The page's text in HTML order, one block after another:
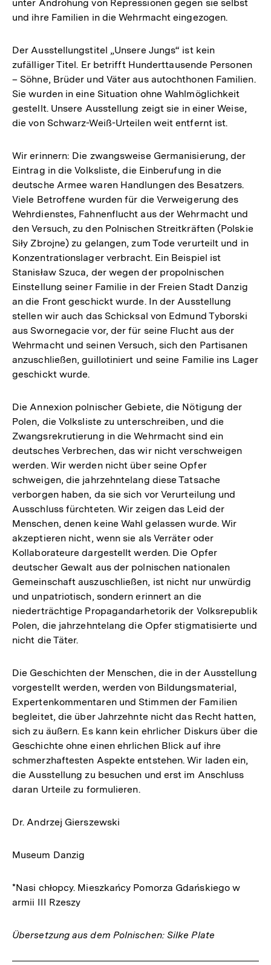
unter Androhung von Repressionen gegen sie selbst
und ihre Familien in die Wehrmacht eingezogen.
Der Ausstellungstitel „Unsere Jungs“ ist kein
zufälliger Titel. Er betrifft Hunderttausende Personen
– Söhne, Brüder und Väter aus autochthonen Familien.
Sie wurden in eine Situation ohne Wahlmöglichkeit
gestellt. Unsere Ausstellung zeigt sie in einer Weise,
die von Schwarz-Weiß-Urteilen weit entfernt ist.
Wir erinnern: Die zwangsweise Germanisierung, der
Eintrag in die Volksliste, die Einberufung in die
deutsche Armee waren Handlungen des Besatzers.
Viele Betroffene wurden für die Verweigerung des
Wehrdienstes, Fahnenflucht aus der Wehrmacht und
den Versuch, zu den Polnischen Streitkräften (Polskie
Siły Zbrojne) zu gelangen, zum Tode verurteilt und in
Konzentrationslager verbracht. Ein Beispiel ist
Stanisław Szuca, der wegen der propolnischen
Einstellung seiner Familie in der Freien Stadt Danzig
an die Front geschickt wurde. In der Ausstellung
stellen wir auch das Schicksal von Edmund Tyborski
aus Swornegacie vor, der für seine Flucht aus der
Wehrmacht und seinen Versuch, sich den Partisanen
anzuschließen, guillotiniert und seine Familie ins Lager
geschickt wurde.
Die Annexion polnischer Gebiete, die Nötigung der
Polen, die Volksliste zu unterschreiben, und die
Zwangsrekrutierung in die Wehrmacht sind ein
deutsches Verbrechen, das wir nicht verschweigen
werden. Wir werden nicht über seine Opfer
schweigen, die jahrzehntelang diese Tatsache
verborgen haben, da sie sich vor Verurteilung und
Ausschluss fürchteten. Wir zeigen das Leid der
Menschen, denen keine Wahl gelassen wurde. Wir
akzeptieren nicht, wenn sie als Verräter oder
Kollaborateure dargestellt werden. Die Opfer
deutscher Gewalt aus der polnischen nationalen
Gemeinschaft auszuschließen, ist nicht nur unwürdig
und unpatriotisch, sondern erinnert an die
niederträchtige Propagandarhetorik der Volksrepublik
Polen, die jahrzehntelang die Opfer stigmatisierte und
nicht die Täter.
Die Geschichten der Menschen, die in der Ausstellung
vorgestellt werden, werden von Bildungsmaterial,
Expertenkommentaren und Stimmen der Familien
begleitet, die über Jahrzehnte nicht das Recht hatten,
sich zu äußern. Es kann kein ehrlicher Diskurs über die
Geschichte ohne einen ehrlichen Blick auf ihre
schmerzhaftesten Aspekte entstehen. Wir laden ein,
die Ausstellung zu besuchen und erst im Anschluss
daran Urteile zu formulieren.
Dr. Andrzej Gierszewski
Museum Danzig
*Nasi chłopcy. Mieszkańcy Pomorza Gdańskiego w
armii III Rzeszy
Übersetzung aus dem Polnischen: Silke Plate